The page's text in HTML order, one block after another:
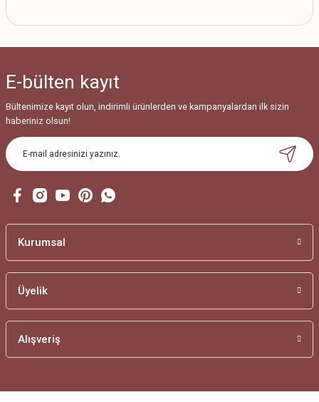
E-bülten kayıt
Bültenimize kayıt olun, indirimli ürünlerden ve kampanyalardan ilk sizin
haberiniz olsun!
Kurumsal
Üyelik
Alışveriş